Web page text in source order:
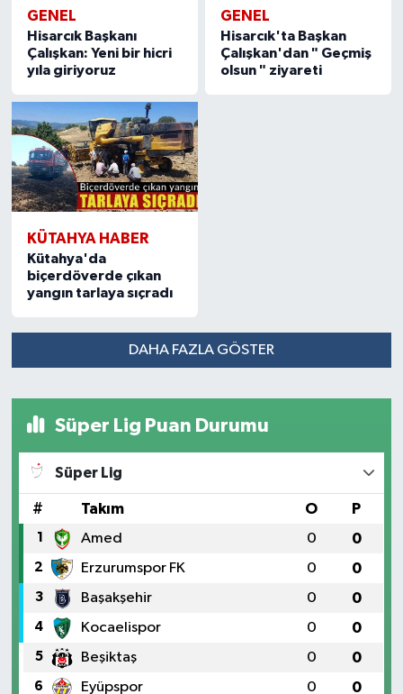
GENEL
Hisarcık Başkanı
Çalışkan: Yeni bir hicri
yıla giriyoruz
GENEL
Hisarcık'ta Başkan
Çalışkan'dan " Geçmiş
olsun " ziyareti
KÜTAHYA HABER
Kütahya'da
biçerdöverde çıkan
yangın tarlaya sıçradı
DAHA FAZLA GÖSTER
Süper Lig Puan Durumu
Süper Lig
# Takım O P
1 Amed 0 0
2 Erzurumspor FK 0 0
3 Başakşehir 0 0
4 Kocaelispor 0 0
5 Beşiktaş 0 0
6 Eyüpspor 0 0